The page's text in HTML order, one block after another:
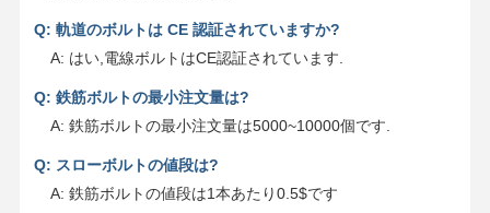
Q: 軌道のボルトは CE 認証されていますか?
A: はい,電線ボルトはCE認証されています.
Q: 鉄筋ボルトの最小注文量は?
A: 鉄筋ボルトの最小注文量は5000~10000個です.
Q: スローボルトの値段は?
A: 鉄筋ボルトの値段は1本あたり0.5$です